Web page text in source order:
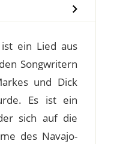
ein Lied aus
Songwritern
und Dick
Es ist ein
sich auf die
des Navajo-